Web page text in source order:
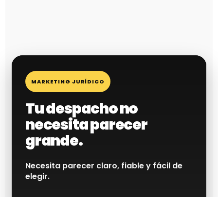
MARKETING JURÍDICO
Tu despacho no
necesita parecer
grande.
Necesita parecer claro, fiable y fácil de
elegir.